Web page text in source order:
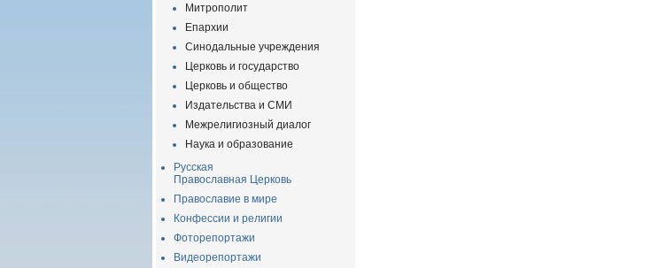
Митрополит
Епархии
Синодальные учреждения
Церковь и государство
Церковь и общество
Издательства и СМИ
Межрелигиозный диалог
Наука и образование
Русская
Православная Церковь
Православие в мире
Конфессии и религии
Фоторепортажи
Видеорепортажи